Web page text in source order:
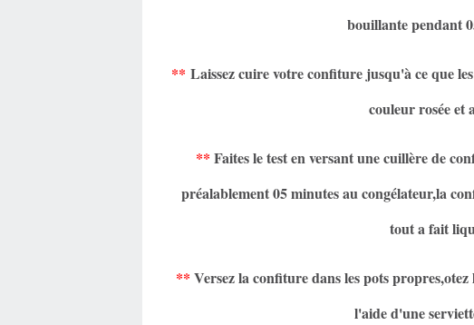
bouillante pendant
** Laissez cuire votre confiture jusqu'à ce que
couleur rosée et
** Faites le test en versant une cuillère de
préalablement 05 minutes au congélateur,la
tout a fait
** Versez la confiture dans les pots propres,otez
l'aide d'une